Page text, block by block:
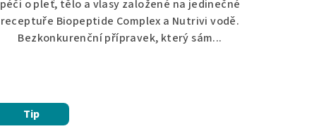
péči o pleť, tělo a vlasy založené na jedinečné
receptuře Biopeptide Complex a Nutrivi vodě.
Bezkonkurenční přípravek, který sám...
Tip